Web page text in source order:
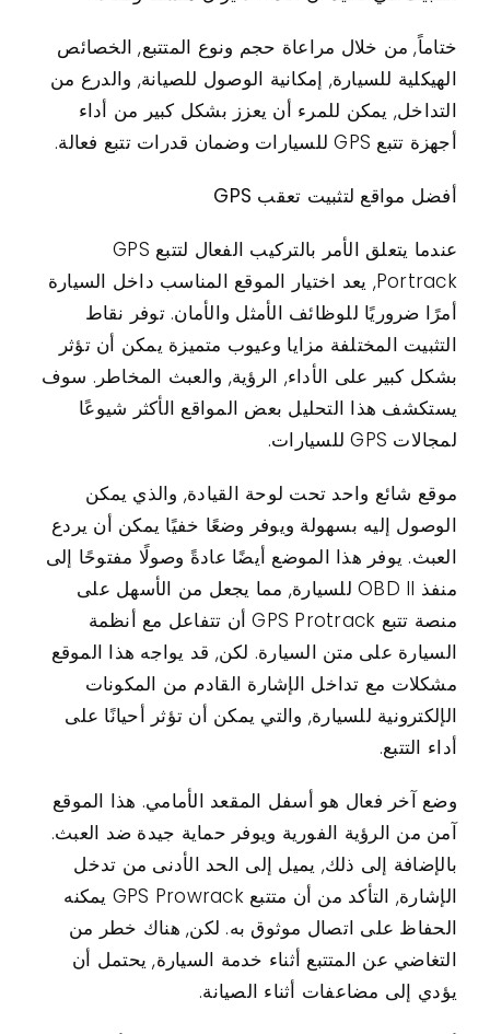
ختاماً, من خلال مراعاة حجم ونوع المتتبع, الخصائص
الهيكلية للسيارة, إمكانية الوصول للصيانة, والدرع من
التداخل, يمكن للمرء أن يعزز بشكل كبير من أداء
أجهزة تتبع GPS للسيارات وضمان قدرات تتبع فعالة.
أفضل مواقع لتثبيت تعقب GPS
عندما يتعلق الأمر بالتركيب الفعال لتتبع GPS
Portrack, يعد اختيار الموقع المناسب داخل السيارة
أمرًا ضروريًا للوظائف الأمثل والأمان. توفر نقاط
التثبيت المختلفة مزايا وعيوب متميزة يمكن أن تؤثر
بشكل كبير على الأداء, الرؤية, والعبث المخاطر. سوف
يستكشف هذا التحليل بعض المواقع الأكثر شيوعًا
لمجالات GPS للسيارات.
موقع شائع واحد تحت لوحة القيادة, والذي يمكن
الوصول إليه بسهولة ويوفر وضعًا خفيًا يمكن أن يردع
العبث. يوفر هذا الموضع أيضًا عادةً وصولًا مفتوحًا إلى
منفذ OBD II للسيارة, مما يجعل من الأسهل على
منصة تتبع GPS Protrack أن تتفاعل مع أنظمة
السيارة على متن السيارة. لكن, قد يواجه هذا الموقع
مشكلات مع تداخل الإشارة القادم من المكونات
الإلكترونية للسيارة, والتي يمكن أن تؤثر أحيانًا على
أداء التتبع.
وضع آخر فعال هو أسفل المقعد الأمامي. هذا الموقع
آمن من الرؤية الفورية ويوفر حماية جيدة ضد العبث.
بالإضافة إلى ذلك, يميل إلى الحد الأدنى من تدخل
الإشارة, التأكد من أن متتبع GPS Prowrack يمكنه
الحفاظ على اتصال موثوق به. لكن, هناك خطر من
التغاضي عن المتتبع أثناء خدمة السيارة, يحتمل أن
يؤدي إلى مضاعفات أثناء الصيانة.